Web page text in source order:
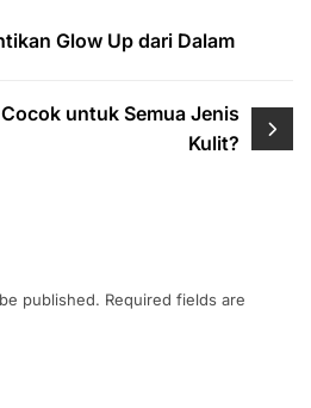
Glow Up dari Dalam
untuk Semua Jenis
Kulit?
published. Required fields are